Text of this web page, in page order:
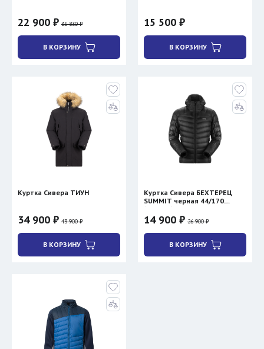
22 900 ₽ 35 830 ₽
В КОРЗИНУ
15 500 ₽
В КОРЗИНУ
Куртка Сивера ТИУН
34 900 ₽ 43 900 ₽
В КОРЗИНУ
Куртка Сивера БЕХТЕРЕЦ
SUMMIT черная 44/170
(уценка)
14 900 ₽ 26 900 ₽
В КОРЗИНУ